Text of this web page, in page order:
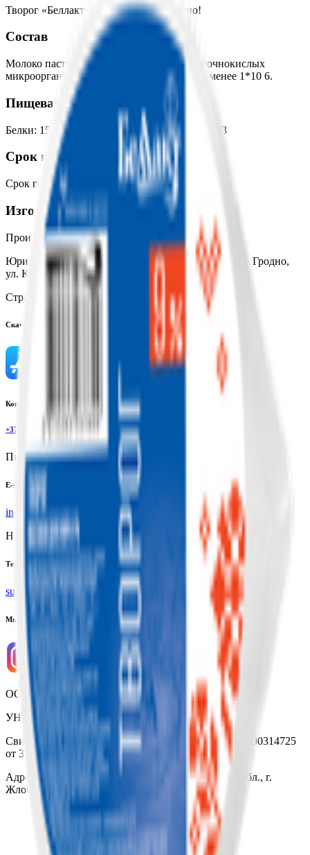
Творог «Беллакт» 5%. Вкусно и полезно!
Состав
Молоко пастеризованное. Количество молочнокислых
микроорганизмов в 1 г продукта, КОЕ, не менее 1*10 6.
Пищевая ценность на 100г
Белки: 15.5 Жиры Углеводы : 1.5Калории 113
Срок годности
Срок годности 15 суток
Изготовитель
Производитель:Волковысское ОАО «Беллакт»
Юридический адрес:
23001, Республика Беларусь, г. Гродно,
ул. Кстинская, 1
Страна производства:
Республика Беларусь
Скачать приложение
Контактный телефон
+375(29)6875999
Пн-Пт: 8:00 - 17:00
E-mail
info@yoda.by
Не для электронных обращений
Тех. поддержка
support@yoda.by
Мы в соцсетях
ООО «Торговая сеть «Продмир»
УНП 490314725
Свидетельство о государственной регистрации № 490314725
от 30.05.2003г выдано Гомельским облисполкомом
Адрес: 247210, Республика Беларусь, Гомельская обл., г.
Жлобин, ул. Козлова 2-А